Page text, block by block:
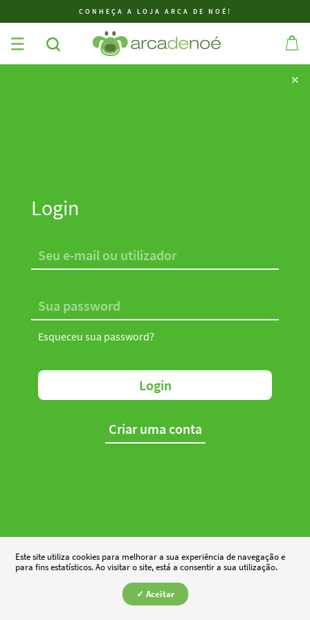
CONHEÇA A LOJA ARCA DE NOÉ!
✕
✕
Login
Esqueceu sua password?
Login
Criar uma conta
Este site utiliza cookies para melhorar a sua experiência de navegação e
para fins estatísticos. Ao visitar o site, está a consentir a sua utilização.
✓ Aceitar